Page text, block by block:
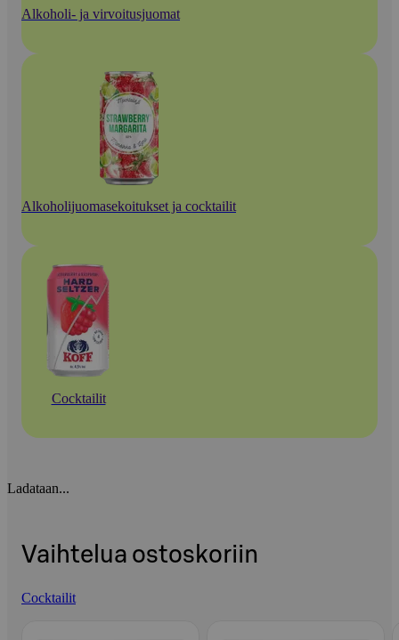
Alkoholi- ja virvoitusjuomat
Alkoholijuomasekoitukset ja cocktailit
Cocktailit
Ladataan...
Vaihtelua ostoskoriin
Cocktailit